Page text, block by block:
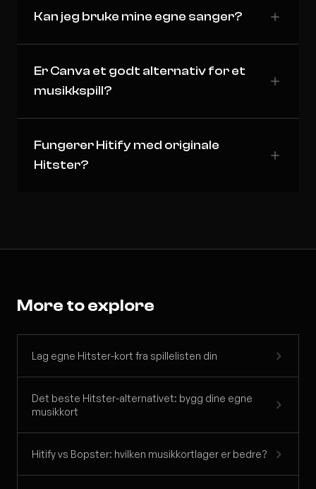
Kan jeg bruke mine egne sanger?
Er Canva et godt alternativ for et
musikkspill?
Fungerer Hitify med originale
Hitster?
More to explore
Lag egne Hitster-kort fra spillelisten din
Det beste Hitster-alternativet: bygg dine egne
musikkort
Hitify vs Bopster: hvilken musikkortlager er bedre?